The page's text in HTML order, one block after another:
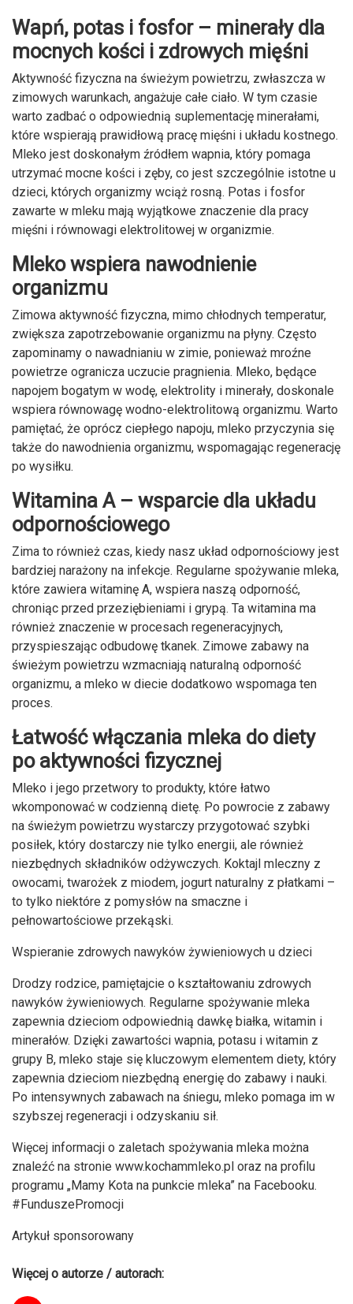
Wapń, potas i fosfor – minerały dla
mocnych kości i zdrowych mięśni
Aktywność fizyczna na świeżym powietrzu, zwłaszcza w
zimowych warunkach, angażuje całe ciało. W tym czasie
warto zadbać o odpowiednią suplementację minerałami,
które wspierają prawidłową pracę mięśni i układu kostnego.
Mleko jest doskonałym źródłem wapnia, który pomaga
utrzymać mocne kości i zęby, co jest szczególnie istotne u
dzieci, których organizmy wciąż rosną. Potas i fosfor
zawarte w mleku mają wyjątkowe znaczenie dla pracy
mięśni i równowagi elektrolitowej w organizmie.
Mleko wspiera nawodnienie
organizmu
Zimowa aktywność fizyczna, mimo chłodnych temperatur,
zwiększa zapotrzebowanie organizmu na płyny. Często
zapominamy o nawadnianiu w zimie, ponieważ mroźne
powietrze ogranicza uczucie pragnienia. Mleko, będące
napojem bogatym w wodę, elektrolity i minerały, doskonale
wspiera równowagę wodno-elektrolitową organizmu. Warto
pamiętać, że oprócz ciepłego napoju, mleko przyczynia się
także do nawodnienia organizmu, wspomagając regenerację
po wysiłku.
Witamina A – wsparcie dla układu
odpornościowego
Zima to również czas, kiedy nasz układ odpornościowy jest
bardziej narażony na infekcje. Regularne spożywanie mleka,
które zawiera witaminę A, wspiera naszą odporność,
chroniąc przed przeziębieniami i grypą. Ta witamina ma
również znaczenie w procesach regeneracyjnych,
przyspieszając odbudowę tkanek. Zimowe zabawy na
świeżym powietrzu wzmacniają naturalną odporność
organizmu, a mleko w diecie dodatkowo wspomaga ten
proces.
Łatwość włączania mleka do diety
po aktywności fizycznej
Mleko i jego przetwory to produkty, które łatwo
wkomponować w codzienną dietę. Po powrocie z zabawy
na świeżym powietrzu wystarczy przygotować szybki
posiłek, który dostarczy nie tylko energii, ale również
niezbędnych składników odżywczych. Koktajl mleczny z
owocami, twarożek z miodem, jogurt naturalny z płatkami –
to tylko niektóre z pomysłów na smaczne i
pełnowartościowe przekąski.
Wspieranie zdrowych nawyków żywieniowych u dzieci
Drodzy rodzice, pamiętajcie o kształtowaniu zdrowych
nawyków żywieniowych. Regularne spożywanie mleka
zapewnia dzieciom odpowiednią dawkę białka, witamin i
minerałów. Dzięki zawartości wapnia, potasu i witamin z
grupy B, mleko staje się kluczowym elementem diety, który
zapewnia dzieciom niezbędną energię do zabawy i nauki.
Po intensywnych zabawach na śniegu, mleko pomaga im w
szybszej regeneracji i odzyskaniu sił.
Więcej informacji o zaletach spożywania mleka można
znaleźć na stronie www.kochammleko.pl oraz na profilu
programu „Mamy Kota na punkcie mleka” na Facebooku.
#FunduszePromocji
Artykuł sponsorowany
Więcej o autorze / autorach: